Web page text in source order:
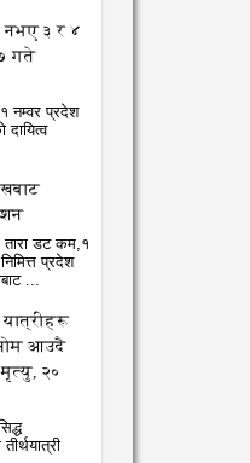
नभए ३ र ४
गते
नम्वर प्रदेश
दायित्व
तारा डट कम,१
प्रदेश
...
आउदै
मृत्यु, २०